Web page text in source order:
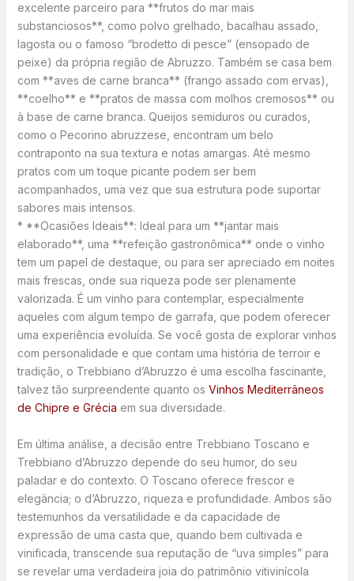
excelente parceiro para **frutos do mar mais
substanciosos**, como polvo grelhado, bacalhau assado,
lagosta ou o famoso “brodetto di pesce” (ensopado de
peixe) da própria região de Abruzzo. Também se casa bem
com **aves de carne branca** (frango assado com ervas),
**coelho** e **pratos de massa com molhos cremosos** ou
à base de carne branca. Queijos semiduros ou curados,
como o Pecorino abruzzese, encontram um belo
contraponto na sua textura e notas amargas. Até mesmo
pratos com um toque picante podem ser bem
acompanhados, uma vez que sua estrutura pode suportar
sabores mais intensos.
* **Ocasiões Ideais**: Ideal para um **jantar mais
elaborado**, uma **refeição gastronômica** onde o vinho
tem um papel de destaque, ou para ser apreciado em noites
mais frescas, onde sua riqueza pode ser plenamente
valorizada. É um vinho para contemplar, especialmente
aqueles com algum tempo de garrafa, que podem oferecer
uma experiência evoluída. Se você gosta de explorar vinhos
com personalidade e que contam uma história de terroir e
tradição, o Trebbiano d’Abruzzo é uma escolha fascinante,
talvez tão surpreendente quanto os Vinhos Mediterrâneos
de Chipre e Grécia em sua diversidade.
Em última análise, a decisão entre Trebbiano Toscano e
Trebbiano d’Abruzzo depende do seu humor, do seu
paladar e do contexto. O Toscano oferece frescor e
elegância; o d’Abruzzo, riqueza e profundidade. Ambos são
testemunhos da versatilidade e da capacidade de
expressão de uma casta que, quando bem cultivada e
vinificada, transcende sua reputação de “uva simples” para
se revelar uma verdadeira joia do patrimônio vitivinícola